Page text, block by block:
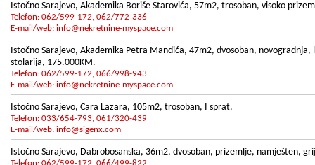
Istočno Sarajevo, Akademika Boriše Starovića, 57m2, trosoban, visoko
Telefon: 062/599-172, 062/772-336
E-mail/web: info@nekretnine-myspace.com
Istočno Sarajevo, Akademika Petra Mandića, 47m2, dvosoban,
stolarija, 175.000KM.
Telefon: 062/599-172, 066/998-943
E-mail/web: info@nekretnine-myspace.com
Istočno Sarajevo, Cara Lazara, 105m2, trosoban, I sprat.
Telefon: 033/654-793, 061/320-439
E-mail/web: info@sigenx.com
Istočno Sarajevo, Dabrobosanska, 36m2, dvosoban, prizemlje, namješten,